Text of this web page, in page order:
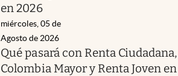
en 2026
miércoles, 05 de
Agosto de 2026
Qué pasará con Renta Ciudadana,
Colombia Mayor y Renta Joven en